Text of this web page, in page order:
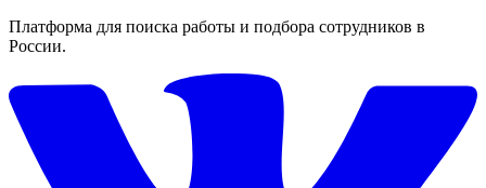
Платформа для поиска работы и подбора сотрудников в
России.